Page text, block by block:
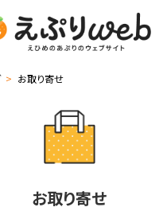
> お取り寄せ
お取り寄せ